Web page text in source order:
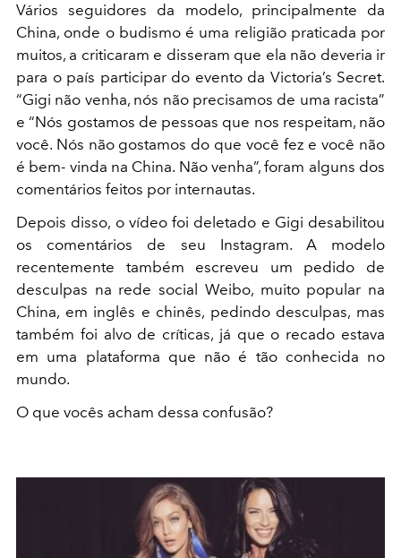
Vários seguidores da modelo, principalmente da
China, onde o budismo é uma religião praticada por
muitos, a criticaram e disseram que ela não deveria ir
para o país participar do evento da Victoria’s Secret.
“Gigi não venha, nós não precisamos de uma racista”
e “Nós gostamos de pessoas que nos respeitam, não
você. Nós não gostamos do que você fez e você não
é bem- vinda na China. Não venha”, foram alguns dos
comentários feitos por internautas.
Depois disso, o vídeo foi deletado e Gigi desabilitou
os comentários de seu Instagram. A modelo
recentemente também escreveu um pedido de
desculpas na rede social Weibo, muito popular na
China, em inglês e chinês, pedindo desculpas, mas
também foi alvo de críticas, já que o recado estava
em uma plataforma que não é tão conhecida no
mundo.
O que vocês acham dessa confusão?